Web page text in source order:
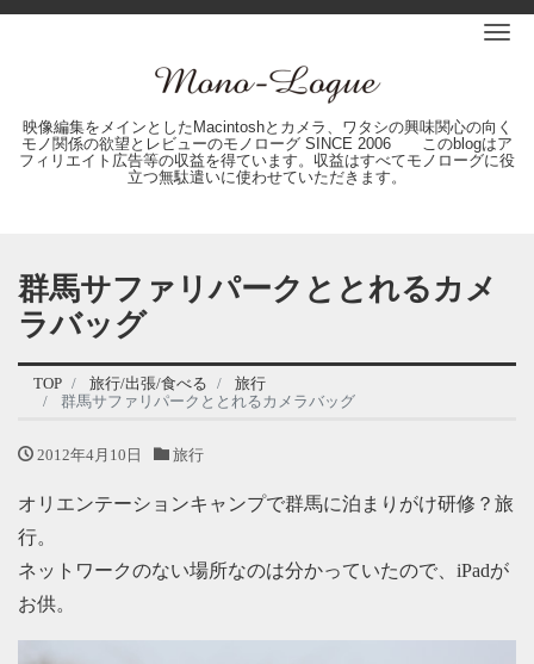
映像編集をメインとしたMacintoshとカメラ、ワタシの興味関心の向く
モノ関係の欲望とレビューのモノローグ SINCE 2006 このblogはア
フィリエイト広告等の収益を得ています。収益はすべてモノローグに役
立つ無駄遣いに使わせていただきます。
群馬サファリパークととれるカメ
ラバッグ
TOP 旅行/出張/食べる
旅行
群馬サファリパークととれるカメラバッグ
2012年4月10日 旅行
オリエンテーションキャンプで群馬に泊まりがけ研修？旅
行。
ネットワークのない場所なのは分かっていたので、iPadが
お供。